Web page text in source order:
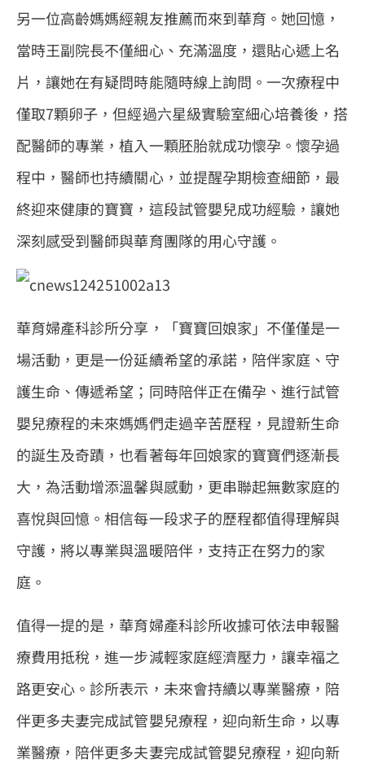
另一位高齡媽媽經親友推薦而來到華育。她回憶，
當時王副院長不僅細心、充滿溫度，還貼心遞上名
片，讓她在有疑問時能隨時線上詢問。一次療程中
僅取7顆卵子，但經過六星級實驗室細心培養後，搭
配醫師的專業，植入一顆胚胎就成功懷孕。懷孕過
程中，醫師也持續關心，並提醒孕期檢查細節，最
終迎來健康的寶寶，這段試管嬰兒成功經驗，讓她
深刻感受到醫師與華育團隊的用心守護。
華育婦產科診所分享，「寶寶回娘家」不僅僅是一
場活動，更是一份延續希望的承諾，陪伴家庭、守
護生命、傳遞希望；同時陪伴正在備孕、進行試管
嬰兒療程的未來媽媽們走過辛苦歷程，見證新生命
的誕生及奇蹟，也看著每年回娘家的寶寶們逐漸長
大，為活動增添溫馨與感動，更串聯起無數家庭的
喜悅與回憶。相信每一段求子的歷程都值得理解與
守護，將以專業與溫暖陪伴，支持正在努力的家
庭。
值得一提的是，華育婦產科診所收據可依法申報醫
療費用抵稅，進一步減輕家庭經濟壓力，讓幸福之
路更安心。診所表示，未來會持續以專業醫療，陪
伴更多夫妻完成試管嬰兒療程，迎向新生命，以專
業醫療，陪伴更多夫妻完成試管嬰兒療程，迎向新